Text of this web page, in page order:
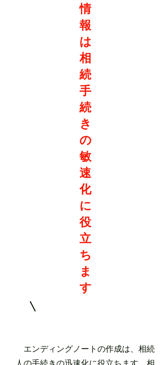
情
報
は
相
続
手
続
き
の
敏
速
化
に
役
立
ち
ま
す
エンディングノートの作成は、相続